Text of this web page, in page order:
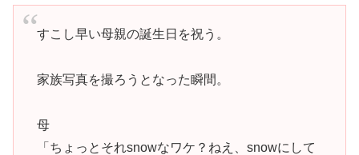
すこし早い母親の誕生日を祝う。
家族写真を撮ろうとなった瞬間。
母
「ちょっとそれsnowなワケ？ねえ、snowにして